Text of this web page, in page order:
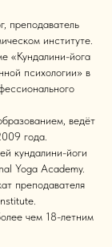
преподаватель
институте.
«Кундалини-йога
психологии» в
ведёт
года.
кундалини-йоги
Yoga Academy.
преподавателя
чем 18-летним